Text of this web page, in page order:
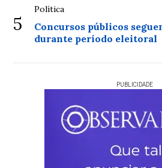
5
Política
Concursos públicos
durante período eleitoral
PUBLICIDADE